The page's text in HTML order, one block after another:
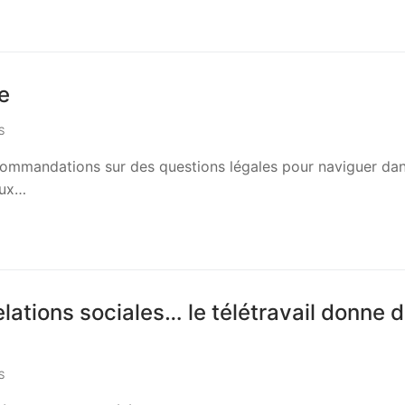
sur des questions légales pour naviguer
sociales… le télétravail donne